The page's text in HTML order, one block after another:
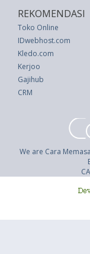
REKOMENDASI
Toko Online
IDwebhost.com
Kledo.com
Kerjoo
Gajihub
CRM
We are Cara